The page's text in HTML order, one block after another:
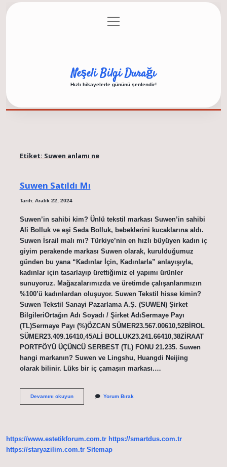
Gizlilik Politikası
menüyü
aç
Neşeli Bilgi Durağı
Hızlı hikayelerle gününü şenlendir!
Etiket: Suwen anlamı ne
Suwen Satıldı Mı
Tarih: Aralık 22, 2024
Suwen’in sahibi kim? Ünlü tekstil markası Suwen’in sahibi
Ali Bolluk ve eşi Seda Bolluk, bebeklerini kucaklarına aldı.
Suwen İsrail malı mı? Türkiye’nin en hızlı büyüyen kadın iç
giyim perakende markası Suwen olarak, kurulduğumuz
günden bu yana “Kadınlar İçin, Kadınlarla” anlayışıyla,
kadınlar için tasarlayıp ürettiğimiz el yapımı ürünler
sunuyoruz. Mağazalarımızda ve üretimde çalışanlarımızın
%100’ü kadınlardan oluşuyor. Suwen Tekstil hisse kimin?
Suwen Tekstil Sanayi Pazarlama A.Ş. (SUWEN) Şirket
BilgileriOrtağın Adı Soyadı / Şirket AdıSermaye Payı
(TL)Sermaye Payı (%)ÖZCAN SÜMER23.567.00610,52BİROL
SÜMER23.409.16410,45ALİ BOLLUK23.241.66410,38ZİRAAT
PORTFÖYÜ ÜÇÜNCÜ SERBEST (TL) FONU 21.235. Suwen
hangi markanın? Suwen ve Lingshu, Huangdi Neijing
olarak bilinir. Lüks bir iç çamaşırı markası.…
Devamını okuyunSuwen
Yorum Bırak
https://www.estetikforum.com.tr https://smartdus.com.tr
https://staryazilim.com.tr Sitemap